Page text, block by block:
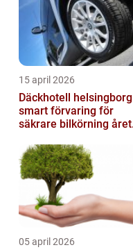
15 april 2026
Däckhotell helsingborg
smart förvaring för
säkrare bilkörning året
05 april 2026